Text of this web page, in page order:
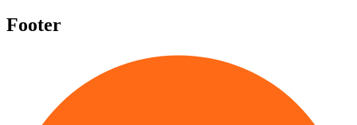
Footer